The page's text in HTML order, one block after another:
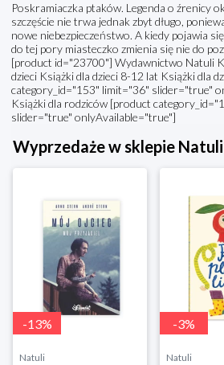
Poskramiaczka ptaków. Legenda o źrenicy
szczęście nie trwa jednak zbyt długo,
nowe niebezpieczeństwo. A kiedy pojawia
do tej pory miasteczko zmienia się nie do
[product id="23700"] Wydawnictwo Natuli
dzieci Książki dla dzieci 8-12 lat Książki dla
category_id="153" limit="36" slider="true"
Książki dla rodziców [product
slider="true" onlyAvailable="true"]
Wyprzedaże w sklepie Natuli
-13%
Natuli
-3%
Natuli